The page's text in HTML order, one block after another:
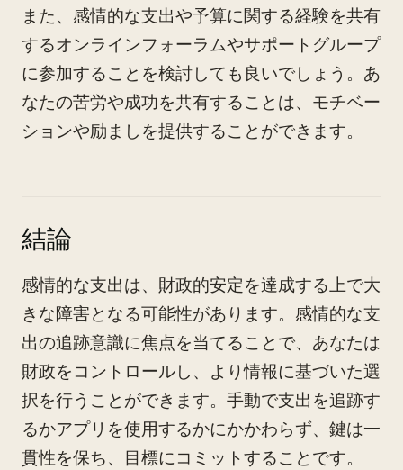
また、感情的な支出や予算に関する経験を共有
するオンラインフォーラムやサポートグループ
に参加することを検討しても良いでしょう。あ
なたの苦労や成功を共有することは、モチベー
ションや励ましを提供することができます。
結論
感情的な支出は、財政的安定を達成する上で大
きな障害となる可能性があります。感情的な支
出の追跡意識に焦点を当てることで、あなたは
財政をコントロールし、より情報に基づいた選
択を行うことができます。手動で支出を追跡す
るかアプリを使用するかにかかわらず、鍵は一
貫性を保ち、目標にコミットすることです。